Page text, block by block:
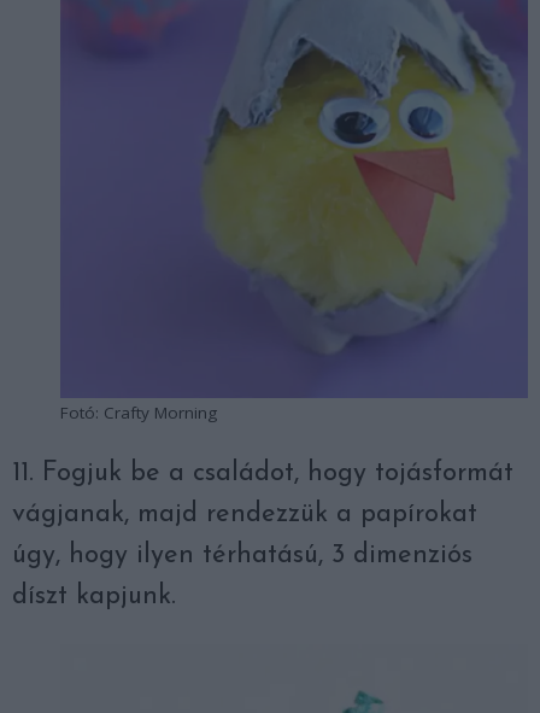
Fotó: Crafty Morning
11. Fogjuk be a családot, hogy tojásformát
vágjanak, majd rendezzük a papírokat
úgy, hogy ilyen térhatású, 3 dimenziós
díszt kapjunk.